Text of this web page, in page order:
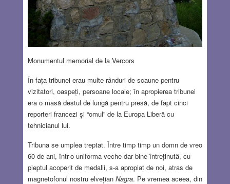
Monumentul memorial de la Vercors
În fața tribunei erau multe rânduri de scaune pentru
vizitatori, oaspeți, persoane locale; în apropierea tribunei
era o masă destul de lungă pentru presă, de fapt cinci
reporteri francezi și “omul” de la Europa Liberă cu
tehnicianul lui.
Tribuna se umplea treptat. Între timp timp un domn de vreo
60 de ani, într-o uniforma veche dar bine întreținută, cu
pieptul acoperit de medalii, s-a apropiat de noi, atras de
magnetofonul nostru elvețian Nagra. Pe vremea aceea, din